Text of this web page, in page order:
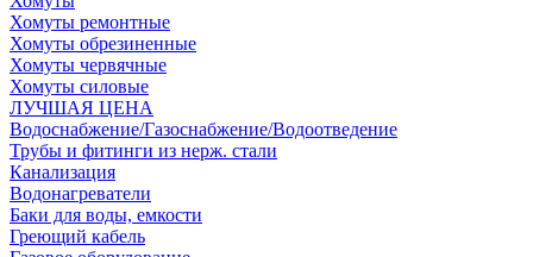
Хомуты ремонтные
Хомуты обрезиненные
Хомуты червячные
Хомуты силовые
ЛУЧШАЯ ЦЕНА
Водоснабжение/Газоснабжение/Водоотведение
Трубы и фитинги из нерж. стали
Канализация
Водонагреватели
Баки для воды, емкости
Греющий кабель